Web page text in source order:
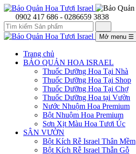
0902 417 686 - 0286659 3838
Mở menu ☰
Trang chủ
BẢO QUẢN HOA ISRAEL
Thuốc Dưỡng Hoa Tại Nhà
Thuốc Dưỡng Hoa Tại Shop
Thuốc Dưỡng Hoa Tại Chợ
Thuốc Dưỡng Hoa tại Vườn
Nước Nhuộm Hoa Premium
Bột Nhuộm Hoa Premium
Sơn Xịt Màu Hoa Tươi Úc
SÂN VƯỜN
Bột Kích Rễ Israel Thân Mềm
Bột Kích Rễ Israel Thẫn Gỗ